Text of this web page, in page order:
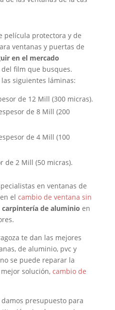
película protectora y de
ventanas y puertas de
en el mercado
film que busques.
siguientes láminas:
de 12 Mill (300 micras).
de 8 Mill (200
de 4 Mill (100
de 2 Mill (50 micras).
en ventanas de
el cambio de ventana sin
carpintería de aluminio en
te dan las mejores
de aluminio, pvc y
se puede reparar la
solución, cambio de
presupuesto para